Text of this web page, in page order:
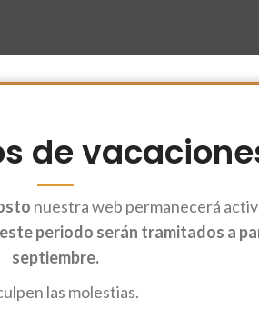
de
nuestra web permanecerá
periodo serán tramitados a
septiembre.
las molestias.